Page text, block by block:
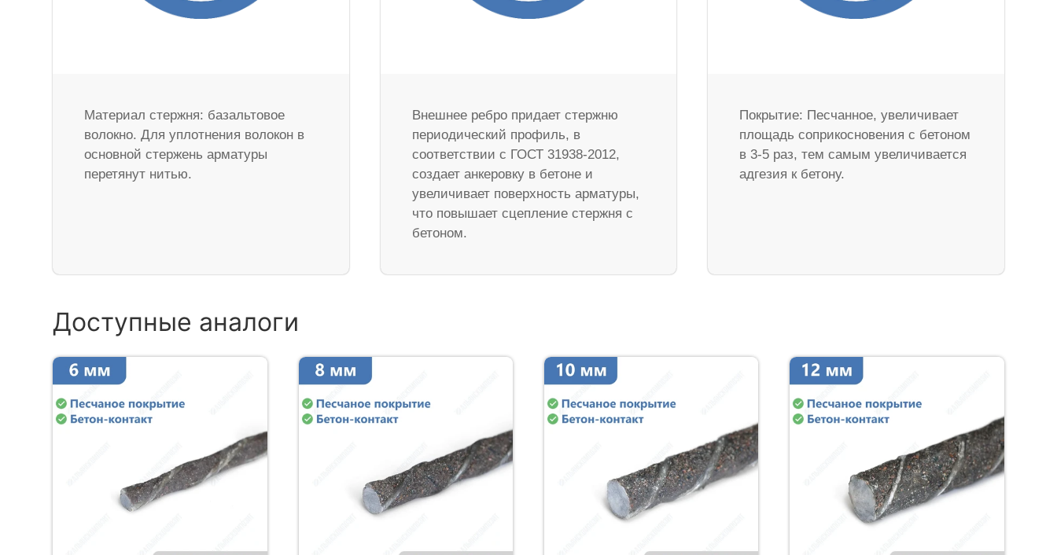
Материал стержня: базальтовое
волокно. Для уплотнения волокон в
основной стержень арматуры
перетянут нитью.
Внешнее ребро придает стержню
периодический профиль, в
соответствии с ГОСТ 31938-2012,
создает анкеровку в бетоне и
увеличивает поверхность арматуры,
что повышает сцепление стержня с
бетоном.
Покрытие: Песчанное, увеличивает
площадь соприкосновения с бетоном
в 3-5 раз, тем самым увеличивается
адгезия к бетону.
Доступные аналоги